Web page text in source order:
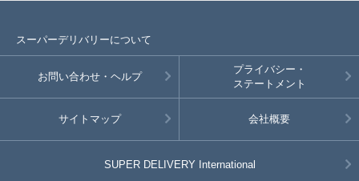
スーパーデリバリーについて
お問い合わせ・ヘルプ
プライバシー・
ステートメント
サイトマップ 会社概要
SUPER DELIVERY International